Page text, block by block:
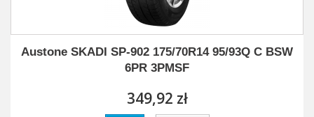
Austone SKADI SP-902 175/70R14 95/93Q C BSW
6PR 3PMSF
349,92 zł